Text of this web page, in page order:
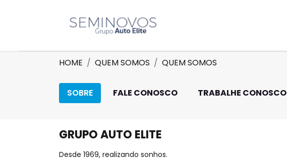
HOME QUEM SOMOS QUEM SOMOS
SOBRE FALE CONOSCO TRABALHE CONOSCO
GRUPO AUTO ELITE
Desde 1969, realizando sonhos.